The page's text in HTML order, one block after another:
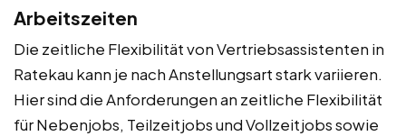
Arbeitszeiten
Die zeitliche Flexibilität von Vertriebsassistenten in
Ratekau kann je nach Anstellungsart stark variieren.
Hier sind die Anforderungen an zeitliche Flexibilität
für Nebenjobs, Teilzeitjobs und Vollzeitjobs sowie